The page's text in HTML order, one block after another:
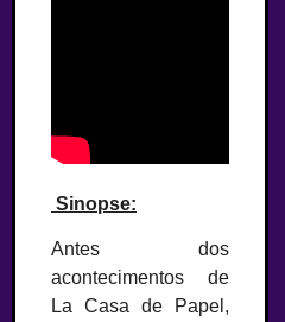
Sinopse:
Antes dos
acontecimentos de
La Casa de Papel,